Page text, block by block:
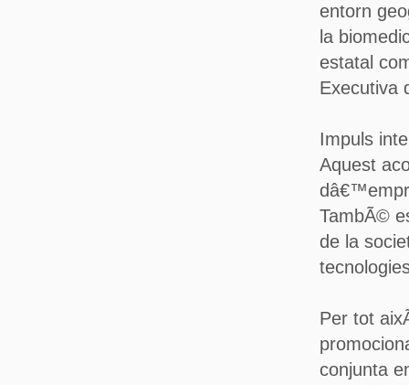
entorn
la
estatal
Executiva
Impuls
Aquest
TambÃ©
de la
Per tot
conjunta